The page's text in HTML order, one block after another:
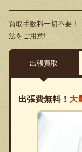
買取手数料一切不要！
法をご用意!
出張買取
出張費無料！ 大